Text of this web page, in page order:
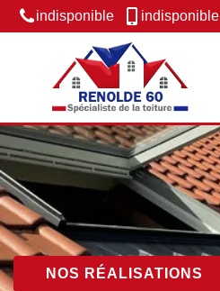
indisponible indisponible
NOS RÉALISATIONS